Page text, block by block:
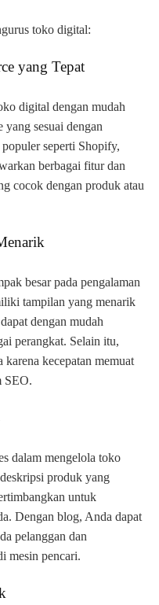
toko digital:
yang Tepat
digital dengan mudah
sesuai dengan
seperti Shopify,
berbagai fitur dan
cocok dengan produk atau
besar pada pengalaman
tampilan yang menarik
dengan mudah
perangkat. Selain itu,
kecepatan memuat
SEO.
dalam mengelola toko
produk yang
untuk
Dengan blog, Anda dapat
pelanggan dan
mesin pencari.